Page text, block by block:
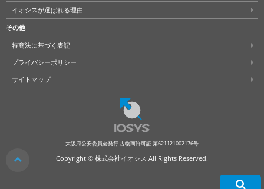
イオシスが選ばれる理由
その他
特商法に基づく表記
プライバシーポリシー
サイトマップ
大阪府公安委員会発行 古物商許可証 第621121002176号
Copyright © 株式会社イオシス All Rights Reserved. クリア